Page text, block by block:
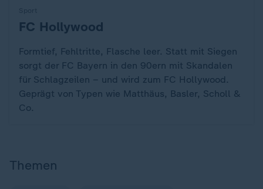
:FC Hollywood
Formtief, Fehltritte, Flasche leer. Statt mit Siegen
sorgt der FC Bayern in den 90ern mit Skandalen
für Schlagzeilen – und wird zum FC Hollywood.
Geprägt von Typen wie Matthäus, Basler, Scholl &
Co.
Themen